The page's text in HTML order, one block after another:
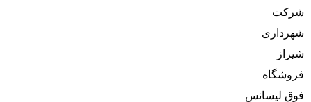
شرکت
شهرداری
شیراز
فروشگاه
فوق لیسانس